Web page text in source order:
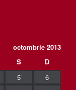
octombrie 2013
S
D
5
6